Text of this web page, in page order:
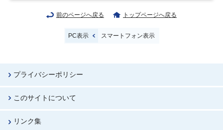
前のページへ戻る トップページへ戻る
PC表示 スマートフォン表示
プライバシーポリシー
このサイトについて
リンク集